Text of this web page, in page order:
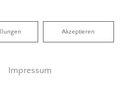
zuerst die Cookies.
Akzeptieren
Impressum